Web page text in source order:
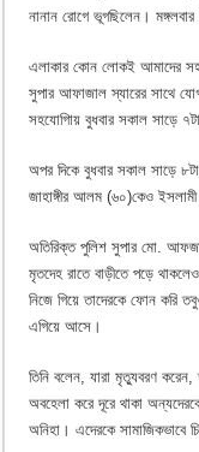
নানান রোগে ভূগছিলেন।
এলাকার কোন লোকই আমাদের
সুপার আফাজাল স্যারের সাথে
সহযোগিায় বুধবার সকাল সাড়ে
অপর দিকে বুধবার সকাল সাড়ে
জাহাঙ্গীর আলম (৬০)কেও
অতিরিক্ত পুলিশ সুপার মো.
মৃতদেহ রাতে বাড়ীতে পড়ে
নিজে গিয়ে তাদেরকে ফোন করি
এগিয়ে আসে।
তিনি বলেন, যারা মৃত্যুবরণ
অবহেলা করে দূরে থাকা
অনিহা। এদেরকে সামাজিকভাবে